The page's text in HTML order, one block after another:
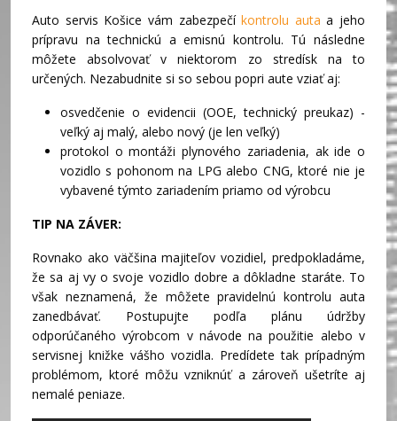
Auto servis Košice vám zabezpečíkontrolu auta a jeho
prípravu na technickú a emisnú kontrolu. Tú následne
môžete absolvovať v niektorom zo stredísk na to
určených. Nezabudnite si so sebou popri aute vziať aj:
osvedčenie o evidencii (OOE, technický preukaz) -
veľký aj malý, alebo nový (je len veľký)
protokol o montáži plynového zariadenia, ak ide o
vozidlo s pohonom na LPG alebo CNG, ktoré nie je
vybavené týmto zariadením priamo od výrobcu
TIP NA ZÁVER:
Rovnako ako väčšina majiteľov vozidiel, predpokladáme,
že sa aj vy o svoje vozidlo dobre a dôkladne staráte. To
však neznamená, že môžete pravidelnú kontrolu auta
zanedbávať. Postupujte podľa plánu údržby
odporúčaného výrobcom v návode na použitie alebo v
servisnej knižke vášho vozidla. Predídete tak prípadným
problémom, ktoré môžu vzniknúť a zároveň ušetríte aj
nemalé peniaze.